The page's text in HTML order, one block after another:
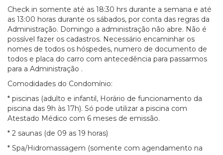
Check in somente até as 18:30 hrs durante a semana e até
as 13:00 horas durante os sábados, por conta das regras da
Administração. Domingo a administração não abre. Não é
possível fazer os cadastros. Necessário encaminhar os
nomes de todos os hóspedes, numero de documento de
todos e placa do carro com antecedência para passarmos
para a Administração .
Comodidades do Condomínio:
* piscinas (adulto e infantil, Horário de funcionamento da
piscina das 9h às 17h). Só pode utilizar a piscina com
Atestado Médico com 6 meses de emissão.
* 2 saunas (de 09 as 19 horas)
* Spa/Hidromassagem (somente com agendamento na